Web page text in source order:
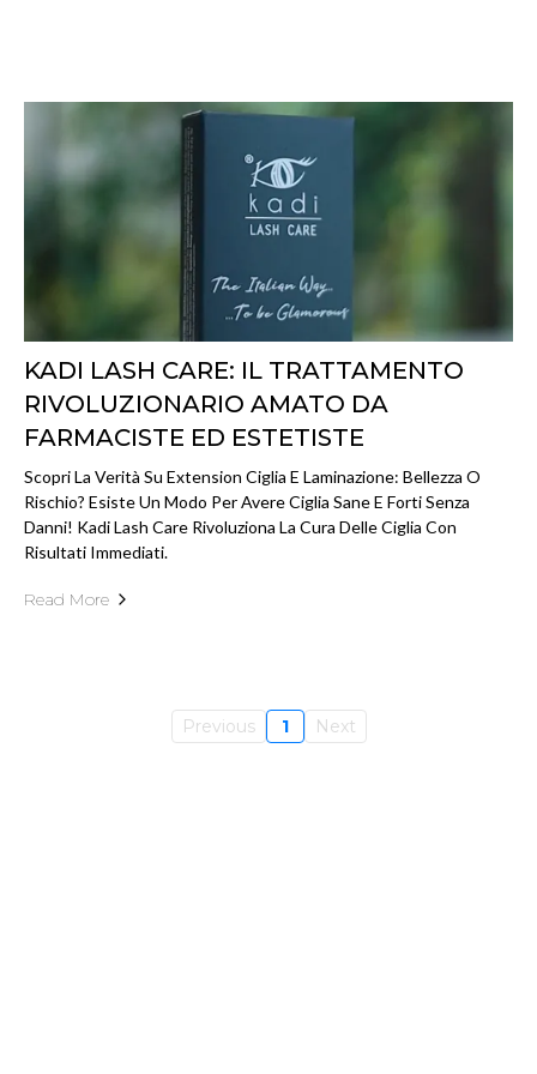
KADI LASH CARE: IL TRATTAMENTO
RIVOLUZIONARIO AMATO DA
FARMACISTE ED ESTETISTE
Scopri La Verità Su Extension Ciglia E Laminazione: Bellezza O
Rischio? Esiste Un Modo Per Avere Ciglia Sane E Forti Senza
Danni! Kadi Lash Care Rivoluziona La Cura Delle Ciglia Con
Risultati Immediati.
Read More
Previous 1 Next